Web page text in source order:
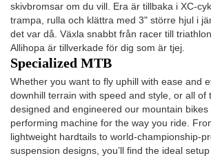
skivbromsar om du vill. Era är tillbaka i XC-
trampa, rulla och klättra med 3" större hjul i
det var då. Växla snabbt från racer till
Allihopa är tillverkade för dig som är tjej.
Specialized MTB
Whether you want to fly uphill with ease and
downhill terrain with speed and style, or all of
designed and engineered our mountain
performing machine for the way you ride.
lightweight hardtails to world-championship-
suspension designs, you’ll find the ideal